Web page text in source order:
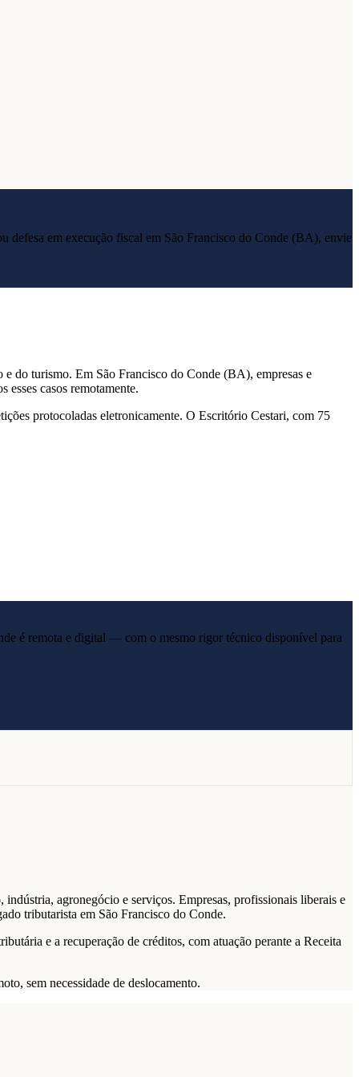
defesa em execução fiscal em São Francisco do Conde (BA), envie
do turismo. Em São Francisco do Conde (BA), empresas e
casos remotamente.
protocoladas eletronicamente. O Escritório Cestari, com 75
é remota e digital — com o mesmo rigor técnico disponível para
agronegócio e serviços. Empresas, profissionais liberais e
tributarista em São Francisco do Conde.
e a recuperação de créditos, com atuação perante a Receita
sem necessidade de deslocamento.